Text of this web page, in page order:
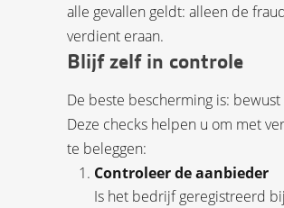
alle gevallen geldt: alleen de
verdient eraan.
Blijf zelf in controle
De beste bescherming is: bewust
Deze checks helpen u om met
te beleggen:
Controleer de aanbieder
Is het bedrijf geregistreerd